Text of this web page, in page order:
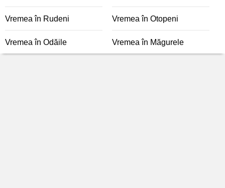
Vremea în Rudeni Vremea în Otopeni
Vremea în Odăile Vremea în Măgurele